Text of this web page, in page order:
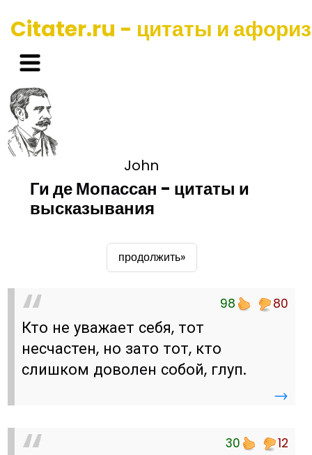
Citater.ru - цитаты и
John
Ги де Мопассан - цитаты и
высказывания
продолжить»
98 80
Кто не уважает себя, тот
несчастен, но зато тот, кто
слишком доволен собой, глуп.
→
30 12